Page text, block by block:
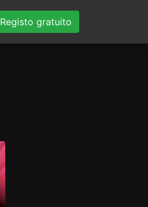
Registo gratuito